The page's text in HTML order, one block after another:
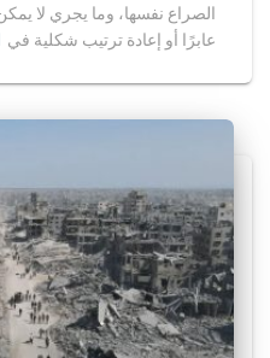
الصراع نفسها، وما يجري لا
عابرًا أو إعادة ترتيب شكلية في